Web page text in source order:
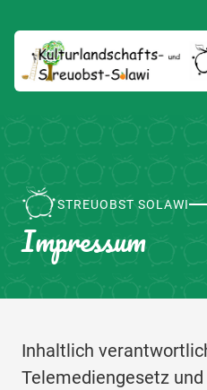
STREUOBST SOLAWI
Impressum
Inhaltlich
Telemediengesetz